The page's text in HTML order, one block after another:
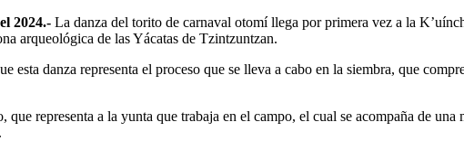
2024.- La danza del torito de carnaval otomí llega por primera vez a la
arqueológica de las Yácatas de Tzintzuntzan.
esta danza representa el proceso que se lleva a cabo en la siembra, que
representa a la yunta que trabaja en el campo, el cual se acompaña de